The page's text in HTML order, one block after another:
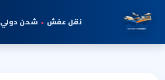
نقل عفش • شحن دولي